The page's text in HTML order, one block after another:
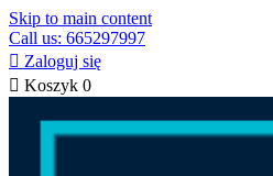
Skip to main content
Call us: 665297997
 Zaloguj się
 Koszyk 0